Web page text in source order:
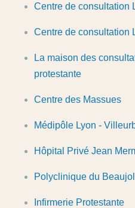
Centre de consultation
Centre de consultation
La maison des
protestante
Centre des Massues
Médipôle Lyon -
Hôpital Privé Jean
Polyclinique du
Infirmerie Protestante